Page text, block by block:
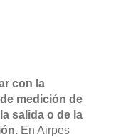
con la
medición de
salida o de la
En Airpes